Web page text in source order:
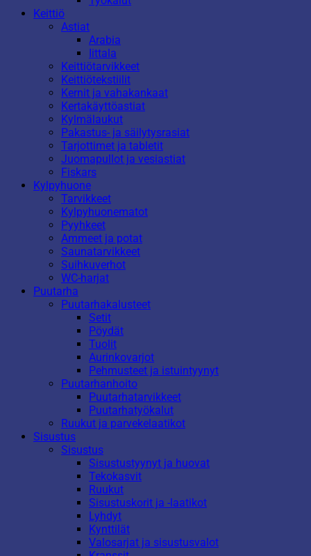
Keittiö
Astiat
Arabia
Iittala
Keittiötarvikkeet
Keittiötekstiilit
Kernit ja vahakankaat
Kertakäyttöastiat
Kylmälaukut
Pakastus- ja säilytysrasiat
Tarjottimet ja tabletit
Juomapullot ja vesiastiat
Fiskars
Kylpyhuone
Tarvikkeet
Kylpyhuonematot
Pyyhkeet
Ammeet ja potat
Saunatarvikkeet
Suihkuverhot
WC-harjat
Puutarha
Puutarhakalusteet
Setit
Pöydät
Tuolit
Aurinkovarjot
Pehmusteet ja istuintyynyt
Puutarhanhoito
Puutarhatarvikkeet
Puutarhatyökalut
Ruukut ja parvekelaatikot
Sisustus
Sisustus
Sisustustyynyt ja huovat
Tekokasvit
Ruukut
Sisustuskorit ja -laatikot
Lyhdyt
Kynttilät
Valosarjat ja sisustusvalot